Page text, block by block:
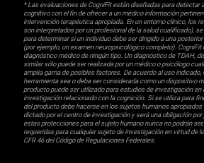
* Las evaluaciones de CogniFit están diseñadas para detectar
cognitivo con el fin de ofrecer a un médico información
intervención terapéutica apropiada. En un entorno clínico, los
son interpretados por un profesional de la salud cualificado),
para determinar si un individuo debe ser dirigido a una
(por ejemplo, un examen neuropsicológico completo).
diagnóstico médico de ningún tipo. Un diagnóstico de TDAH,
similar sólo puede ser realizada por un médico o psicólogo
amplia gama de posibles factores. De acuerdo al uso indicado,
herramienta sea o deba ser considerada como un dispositivo
producto puede ser utilizado para estudios de investigación en
investigación relacionado con la cognición. Si se utiliza para
del producto debe hacerse en los sujetos humanos
dictado por el centro de investigación y será una obligación
estas protecciones para el sujeto humano nunca no podrán
requeridas para cualquier sujeto de investigación en virtud de
CFR 46 del Código de Regulaciones Federales.